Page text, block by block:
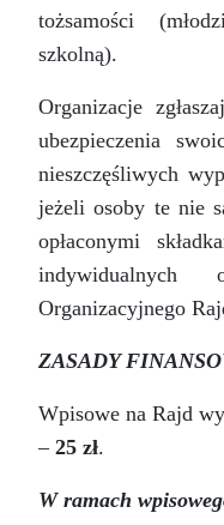
tożsamości
szkolną).
Organizacje
ubezpieczenia
nieszczęśliwych
jeżeli osoby te nie
opłaconymi
indywidualnych
Organizacyjnego
ZASADY
Wpisowe na Rajd
– 25 zł.
W ramach